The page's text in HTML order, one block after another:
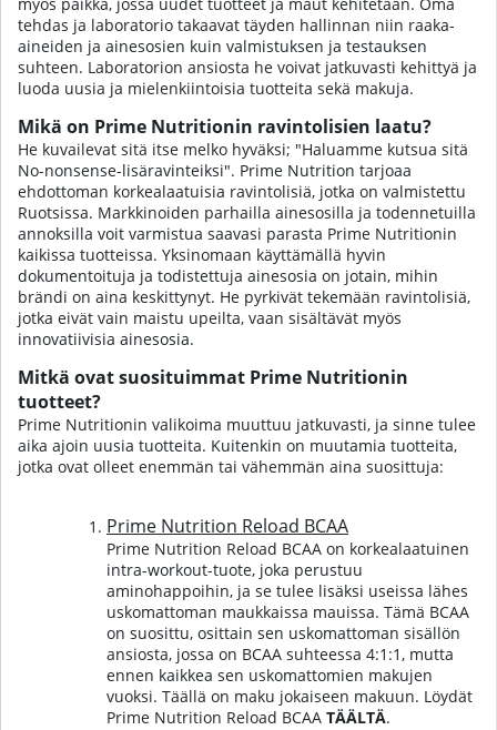
tehdas ja laboratorio takaavat täyden hallinnan niin raaka-
aineiden ja ainesosien kuin valmistuksen ja testauksen
suhteen. Laboratorion ansiosta he voivat jatkuvasti kehittyä ja
luoda uusia ja mielenkiintoisia tuotteita sekä makuja.
Mikä on Prime Nutritionin ravintolisien laatu?
He kuvailevat sitä itse melko hyväksi; "Haluamme kutsua sitä
No-nonsense-lisäravinteiksi". Prime Nutrition tarjoaa
ehdottoman korkealaatuisia ravintolisiä, jotka on valmistettu
Ruotsissa. Markkinoiden parhailla ainesosilla ja todennetuilla
annoksilla voit varmistua saavasi parasta Prime Nutritionin
kaikissa tuotteissa. Yksinomaan käyttämällä hyvin
dokumentoituja ja todistettuja ainesosia on jotain, mihin
brändi on aina keskittynyt. He pyrkivät tekemään ravintolisiä,
jotka eivät vain maistu upeilta, vaan sisältävät myös
innovatiivisia ainesosia.
Mitkä ovat suosituimmat Prime Nutritionin
tuotteet?
Prime Nutritionin valikoima muuttuu jatkuvasti, ja sinne tulee
aika ajoin uusia tuotteita. Kuitenkin on muutamia tuotteita,
jotka ovat olleet enemmän tai vähemmän aina suosittuja:
Prime Nutrition Reload BCAA
Prime Nutrition Reload BCAA on korkealaatuinen
intra-workout-tuote, joka perustuu
aminohappoihin, ja se tulee lisäksi useissa lähes
uskomattoman maukkaissa mauissa. Tämä BCAA
on suosittu, osittain sen uskomattoman sisällön
ansiosta, jossa on BCAA suhteessa 4:1:1, mutta
ennen kaikkea sen uskomattomien makujen
vuoksi. Täällä on maku jokaiseen makuun. Löydät
Prime Nutrition Reload BCAA TÄÄLTÄ.